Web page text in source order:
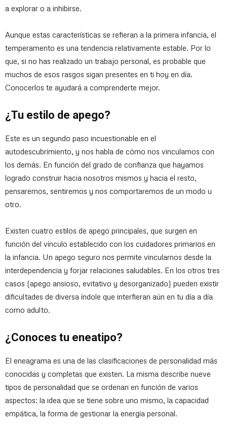
a explorar o a inhibirse.
Aunque estas características se refieran a la primera infancia, el
temperamento es una tendencia relativamente estable. Por lo
que, si no has realizado un trabajo personal, es probable que
muchos de esos rasgos sigan presentes en ti hoy en día.
Conocerlos te ayudará a comprenderte mejor.
¿Tu estilo de apego?
Este es un segundo paso incuestionable en el
autodescubrimiento, y nos habla de cómo nos vinculamos con
los demás. En función del grado de confianza que hayamos
logrado construir hacia nosotros mismos y hacia el resto,
pensaremos, sentiremos y nos comportaremos de un modo u
otro.
Existen cuatro estilos de apego principales, que surgen en
función del vínculo establecido con los cuidadores primarios en
la infancia. Un apego seguro nos permite vincularnos desde la
interdependencia y forjar relaciones saludables. En los otros tres
casos (apego ansioso, evitativo y desorganizado) pueden existir
dificultades de diversa índole que interfieran aún en tu día a día
como adulto.
¿Conoces tu eneatipo?
El eneagrama es una de las clasificaciones de personalidad más
conocidas y completas que existen. La misma describe nueve
tipos de personalidad que se ordenan en función de varios
aspectos: la idea que se tiene sobre uno mismo, la capacidad
empática, la forma de gestionar la energía personal.